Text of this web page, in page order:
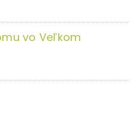
vo Veľkom